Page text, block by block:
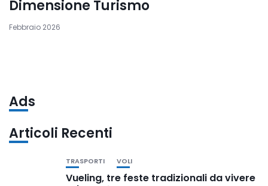
Dimensione Turismo
Febbraio 2026
Ads
Articoli Recenti
TRASPORTI VOLI
Vueling, tre feste tradizionali da vivere